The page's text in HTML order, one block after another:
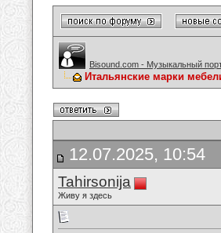
Bisound.com - Музыкальный
Итальянские марки
12.07.2025, 10:54
Tahirsonija
Живу я здесь